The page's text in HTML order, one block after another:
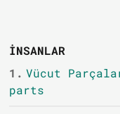
İNSANLAR
1. Vücut
parts